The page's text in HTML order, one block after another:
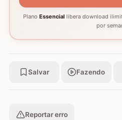
Plano Essencial libera download
por
Salvar Fazendo
Reportar erro